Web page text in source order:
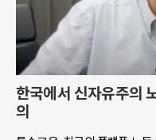
한국에서 신자유주의
의